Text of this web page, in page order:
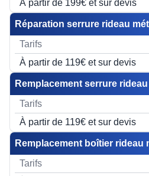
À partir de 199€ et sur devis
Réparation serrure rideau
À partir de 119€ et sur devis
Remplacement serrure
À partir de 119€ et sur devis
Remplacement boîtier rideau